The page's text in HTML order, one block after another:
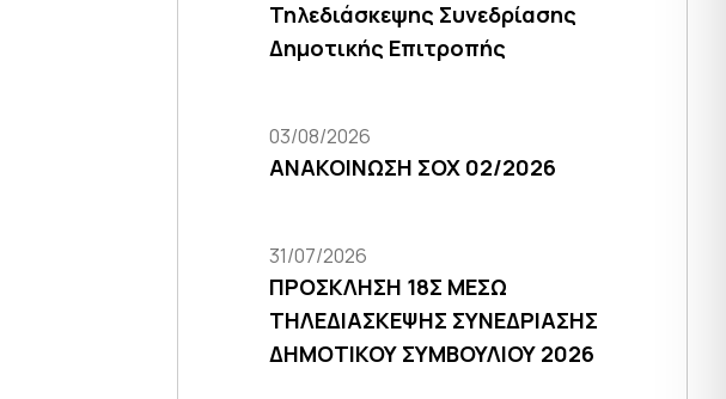
Τηλεδιάσκεψης Συνεδρίασης
Δημοτικής Επιτροπής
03/08/2026
ΑΝΑΚΟΙΝΩΣΗ ΣΟΧ 02/2026
31/07/2026
ΠΡΟΣΚΛΗΣΗ 18Σ ΜΕΣΩ
ΤΗΛΕΔΙΑΣΚΕΨΗΣ ΣΥΝΕΔΡΙΑΣΗΣ
ΔΗΜΟΤΙΚΟΥ ΣΥΜΒΟΥΛΙΟΥ 2026